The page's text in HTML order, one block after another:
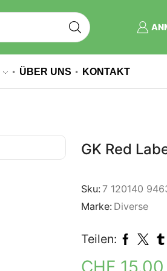
ÜBER UNS KONTAKT
GK Red
Sku: 7 120140
Marke: Diverse
Teilen:
CHF